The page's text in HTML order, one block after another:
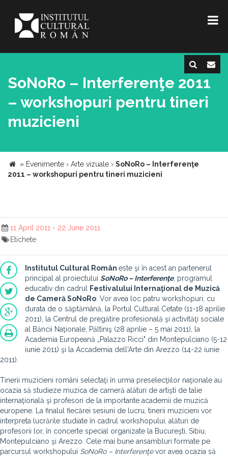
SoNoRo – Interferenţe 2011
– workshopuri pentru tineri
muzicieni
» Evenimente › Arte vizuale › SoNoRo – Interferenţe
2011 – workshopuri pentru tineri muzicieni
11 April 2011 - 22 June 2011
Etichete
Institutul Cultural Român este şi în acest an partenerul
principal al proiectului SoNoRo – Interferenţe, programul
educativ din cadrul
Festivalului Internaţional de Muzică
de Cameră SoNoRo . Vor avea loc patru workshopuri, cu
durata de o săptămână, la Portul Cultural Cetate (11-18 aprilie
2011), la Centrul de pregătire profesională şi activităţi sociale
al Băncii Naţionale, Păltiniş (28 aprilie – 5 mai 2011), la
Academia Europeană „Palazzo Ricci" din Montepulciano (5-12
iunie 2011) şi la Accademia dell'Arte din Arezzo (14-22 iunie
2011).
Tinerii muzicieni români selectaţi în urma preselecţiilor naţionale au
ocazia să studieze muzica de cameră alături de artişti de talie
internaţională şi profesori de la importante academii de muzică
europene. La finalul fiecărei sesiuni de lucru, tinerii muzicieni vor
interpreta lucrările studiate în cadrul workshopului, alături de
profesorii lor, în concerte special organizate la Bucureşti, Sibiu,
Montepulciano şi Arezzo. Cele mai bune ansambluri formate pe
parcursul workshopului SoNoRo – Interferenţevor avea ocazia să